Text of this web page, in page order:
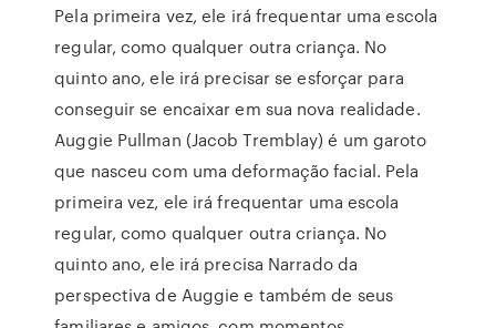
Pela primeira vez, ele irá frequentar uma escola
regular, como qualquer outra criança. No
quinto ano, ele irá precisar se esforçar para
conseguir se encaixar em sua nova realidade.
Auggie Pullman (Jacob Tremblay) é um garoto
que nasceu com uma deformação facial. Pela
primeira vez, ele irá frequentar uma escola
regular, como qualquer outra criança. No
quinto ano, ele irá precisa Narrado da
perspectiva de Auggie e também de seus